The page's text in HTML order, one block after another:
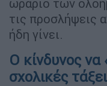
ωράριο των
τις προσλήψεις
ήδη γίνει.
Ο κίνδυνος να
σχολικές